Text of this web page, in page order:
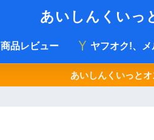
あいしんくいっ
商品レビュー ヤフオク!、メ
あいしんくいっと